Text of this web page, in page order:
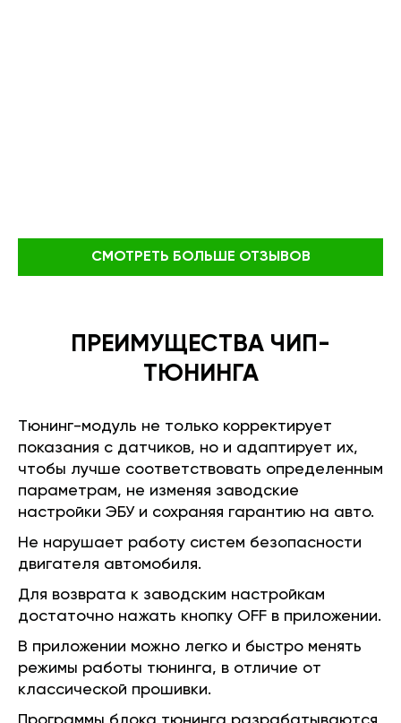
СМОТРЕТЬ БОЛЬШЕ ОТЗЫВОВ
ПРЕИМУЩЕСТВА ЧИП-
ТЮНИНГА
Тюнинг-модуль не только корректирует
показания с датчиков, но и адаптирует их,
чтобы лучше соответствовать определенным
параметрам, не изменяя заводские
настройки ЭБУ и сохраняя гарантию на авто.
Не нарушает работу систем безопасности
двигателя автомобиля.
Для возврата к заводским настройкам
достаточно нажать кнопку OFF в приложении.
В приложении можно легко и быстро менять
режимы работы тюнинга, в отличие от
классической прошивки.